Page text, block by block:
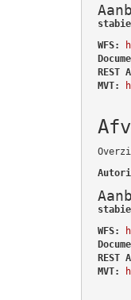
WFS:
REST
MVT:
WFS:
REST
MVT: